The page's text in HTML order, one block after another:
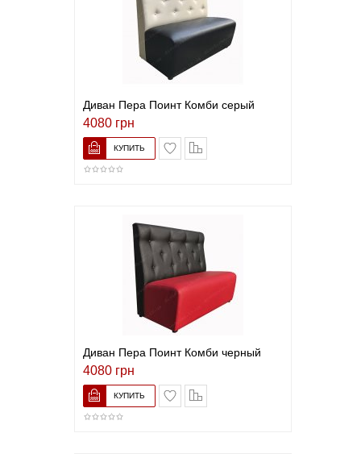
Диван Пера Поинт Комби серый
4080 грн
В список желаний
Диван Пера Поинт Комби черный
4080 грн
В список желаний